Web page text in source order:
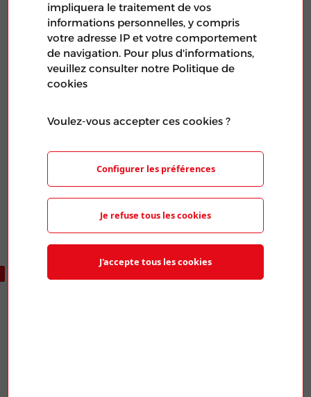
Illustration de l'article aléatoire représentant le logo de
Publié le 20 Mar 2024
PARTAGER L'ARTICLE
ARTICLES SIMILAIRES
impliquera le traitement de vos
informations personnelles, y compris
votre adresse IP et votre comportement
de navigation. Pour plus d'informations,
veuillez consulter notre Politique de
cookies
Voulez-vous accepter ces cookies ?
Configurer les préférences
Je refuse tous les cookies
J'accepte tous les cookies